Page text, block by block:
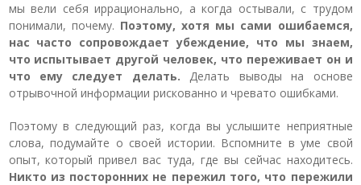
мы вели себя иррационально, а когда остывали, с трудом
понимали, почему. Поэтому, хотя мы сами ошибаемся,
нас часто сопровождает убеждение, что мы знаем,
что испытывает другой человек, что переживает он и
что ему следует делать. Делать выводы на основе
отрывочной информации рискованно и чревато ошибками.
Поэтому в следующий раз, когда вы услышите неприятные
слова, подумайте о своей истории. Вспомните в уме свой
опыт, который привел вас туда, где вы сейчас находитесь.
Никто из посторонних не пережил того, что пережили